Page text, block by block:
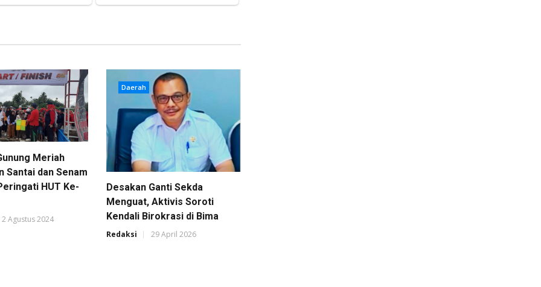
Meriah
Santai dan Senam
HUT Ke-
Agustus 2024
Daerah
Desakan Ganti Sekda
Menguat, Aktivis Soroti
Kendali Birokrasi di Bima
Redaksi 29 April 2026